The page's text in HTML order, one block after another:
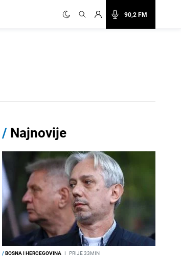
90,2 FM
/ Najnovije
/BOSNA I HERCEGOVINA I PRIJE 33MIN